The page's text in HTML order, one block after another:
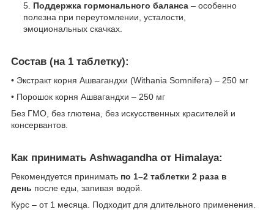
Поддержка гормонального баланса – особенно
полезна при переутомлении, усталости,
эмоциональных скачках.
Состав (на 1 таблетку):
• Экстракт корня Ашвагандхи (Withania Somnifera) – 250 мг
• Порошок корня Ашвагандхи – 250 мг
Без ГМО, без глютена, без искусственных красителей и
консервантов.
Как принимать Ashwagandha от Himalaya:
Рекомендуется принимать по 1–2 таблетки 2 раза в
день после еды, запивая водой.
Курс – от 1 месяца. Подходит для длительного применения.